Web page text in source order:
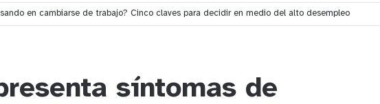
compromete financiamiento para avanzar en la construcción del Puente Colón de Limache
síntomas de